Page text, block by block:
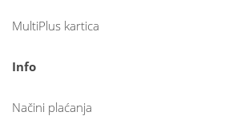
MultiPlus kartica
Info
Načini plaćanja